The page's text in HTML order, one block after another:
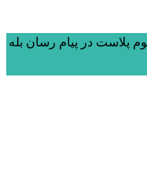
پلاست در پیام رسان بله